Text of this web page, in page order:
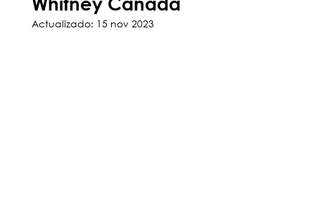
Actualizado: 15 nov 2023